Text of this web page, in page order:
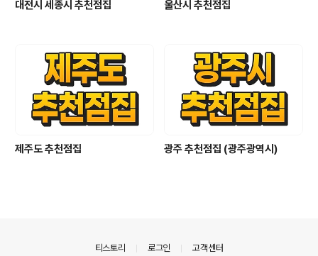
대전시 세종시 추천점집 울산시 추천점집
제주도 추천점집 광주 추천점집 (광주광역시)
티스토리 로그인 고객센터